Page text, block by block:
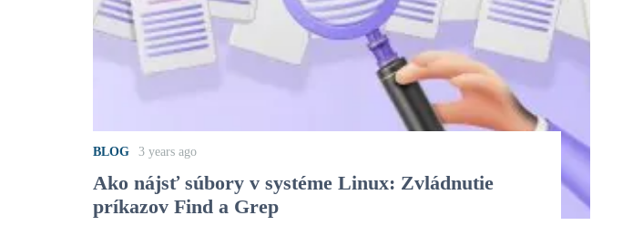
BLOG 3 years ago
Ako nájsť súbory v systéme Linux: Zvládnutie
príkazov Find a Grep